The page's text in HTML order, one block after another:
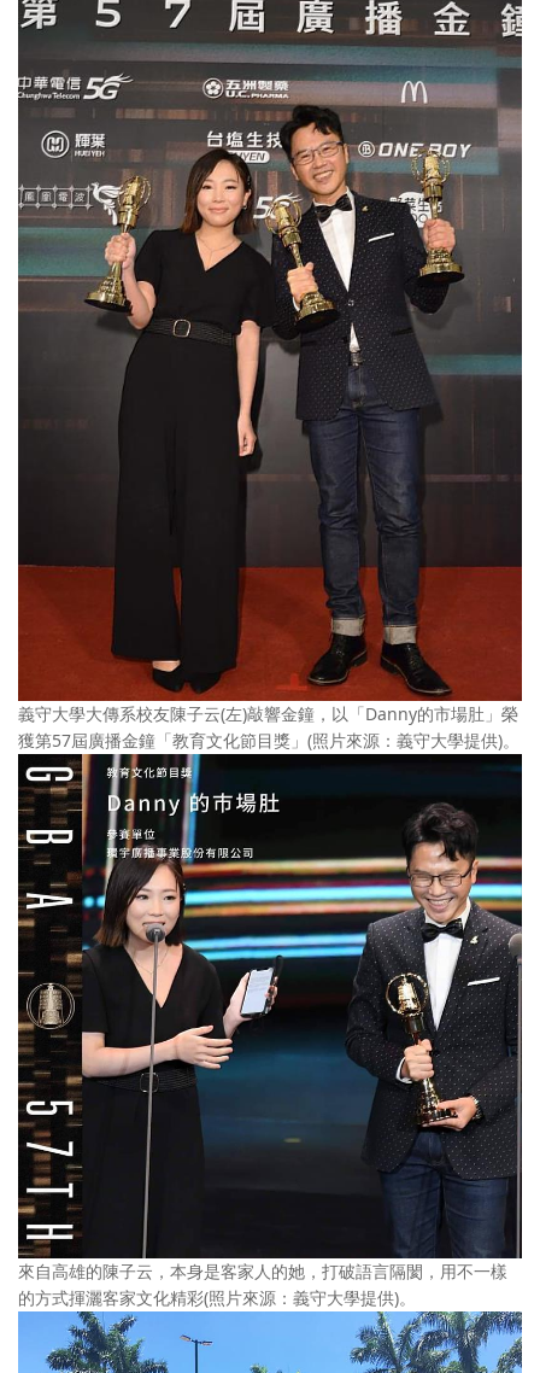
義守大學大傳系校友陳子云(左)敲響金鐘，以「Danny的市場肚」榮
獲第57屆廣播金鐘「教育文化節目獎」(照片來源：義守大學提供)。
來自高雄的陳子云，本身是客家人的她，打破語言隔閡，用不一樣
的方式揮灑客家文化精彩(照片來源：義守大學提供)。